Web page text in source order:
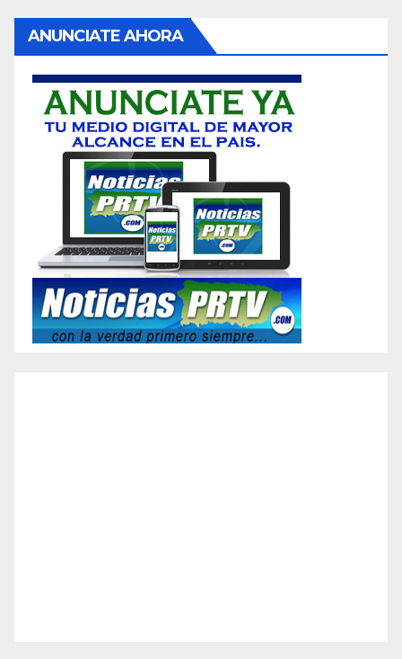
ANUNCIATE AHORA